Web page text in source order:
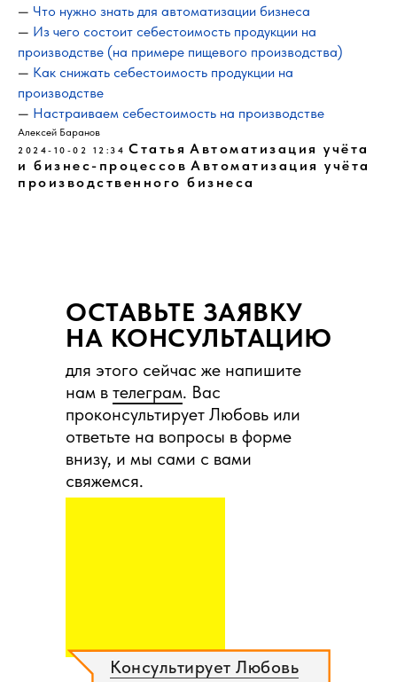
— Что нужно знать для автоматизации бизнеса
— Из чего состоит себестоимость продукции на
производстве (на примере пищевого производства)
— Как снижать себестоимость продукции на
производстве
— Настраиваем себестоимость на производстве
Алексей Баранов
2024-10-02 12:34 Статья Автоматизация учёта
и бизнес-процессов Автоматизация учёта
производственного бизнеса
Консультирует Любовь
для этого сейчас же напишите
нам в телеграм. Вас
проконсультирует Любовь или
ответьте на вопросы в форме
внизу, и мы сами с вами
свяжемся.
ОСТАВЬТЕ ЗАЯВКУ
НА КОНСУЛЬТАЦИЮ